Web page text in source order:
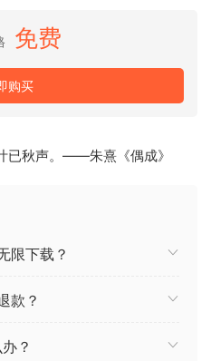
免费
购买
已秋声。——朱熹《偶成》
限下载？
款？
？